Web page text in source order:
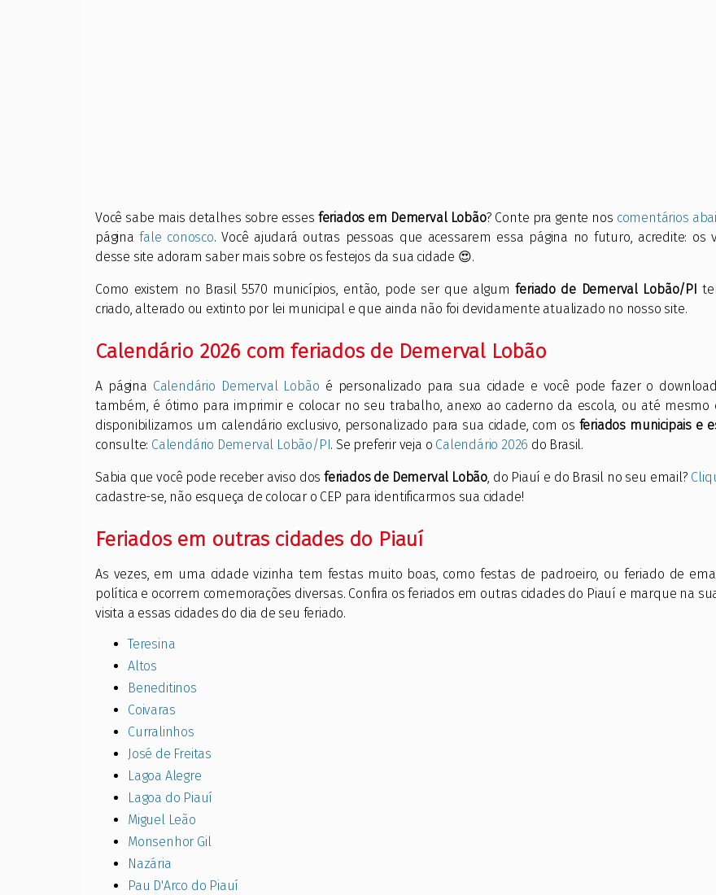
Você sabe mais detalhes sobre esses feriados em Demerval Lobão? Conte pra gente nos comentários
páginafale conosco. Você ajudará outras pessoas que acessarem essa página no futuro, acredite: os
desse site adoram saber mais sobre os festejos da sua cidade 😍.
Como existem no Brasil 5570 municípios, então, pode ser que algumferiado de Demerval Lobão/PI
criado, alterado ou extinto por lei municipal e que ainda não foi devidamente atualizado no nosso site.
Calendário 2026 com feriados de Demerval Lobão
A página Calendário Demerval Lobão é personalizado para sua cidade e você pode fazer o
também, é ótimo para imprimir e colocar no seu trabalho, anexo ao caderno da escola, ou até mesmo
disponibilizamos um calendário exclusivo, personalizado para sua cidade, com os feriados municipais e
consulte: Calendário Demerval Lobão/PI . Se preferir veja o Calendário 2026 do Brasil.
Sabia que você pode receber aviso dos feriados de Demerval Lobão, do Piauí e do Brasil no seu email?
cadastre-se, não esqueça de colocar o CEP para identificarmos sua cidade!
Feriados em outras cidades do Piauí
As vezes, em uma cidade vizinha tem festas muito boas, como festas de padroeiro, ou feriado de
política e ocorrem comemorações diversas. Confira os feriados em outras cidades do Piauí e marque na
visita a essas cidades do dia de seu feriado.
Teresina
Altos
Beneditinos
Coivaras
Curralinhos
José de Freitas
Lagoa Alegre
Lagoa do Piauí
Miguel Leão
Monsenhor Gil
Nazária
Pau D'Arco do Piauí